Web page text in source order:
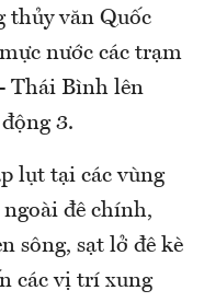
thủy văn Quốc
nước các trạm
Thái Bình lên
3.
lụt tại các vùng
đê chính,
sông, sạt lở đê kè
các vị trí xung